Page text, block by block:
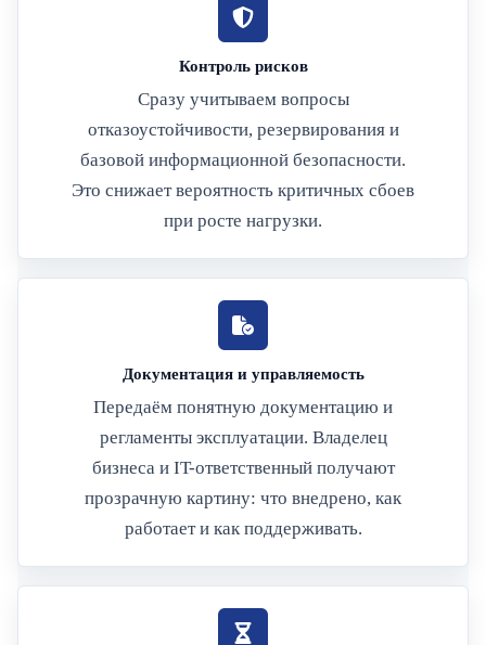
Контроль рисков
Сразу учитываем вопросы
отказоустойчивости, резервирования и
базовой информационной безопасности.
Это снижает вероятность критичных сбоев
при росте нагрузки.
Документация и управляемость
Передаём понятную документацию и
регламенты эксплуатации. Владелец
бизнеса и IT-ответственный получают
прозрачную картину: что внедрено, как
работает и как поддерживать.